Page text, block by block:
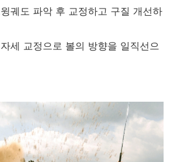
궤도 파악 후 교정하고 구질 개선하
세 교정으로 볼의 방향을 일직선으